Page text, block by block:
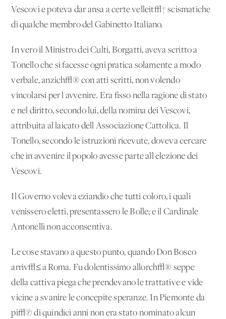
Vescovi e poteva dar ansa a certe velleit√† scismatiche
di qualche membro del Gabinetto Italiano.
In vero il Ministro dei Culti, Borgatti, aveva scritto a
Tonello che si facesse ogni pratica solamente a modo
verbale, anzich√® con atti scritti, non volendo
vincolarsi per l'avvenire. Era fisso nella ragione di stato
e nel diritto, secondo lui, della nomina dei Vescovi,
attribuita al laicato dell'Associazione Cattolica. Il
Tonello, secondo le istruzioni ricevute, doveva cercare
che in avvenire il popolo avesse parte all'elezione dei
Vescovi.
Il Governo voleva eziandio che tutti coloro, i quali
venissero eletti, presentassero le Bolle; e il Cardinale
Antonelli non acconsentiva.
Le cose stavano a questo punto, quando Don Bosco
arriv√≤ a Roma. Fu dolentissimo allorch√® seppe
della cattiva piega che prendevano le trattative e vide
vicine a svanire le concepite speranze. In Piemonte da
pi√π di quindici anni non era stato nominato alcun